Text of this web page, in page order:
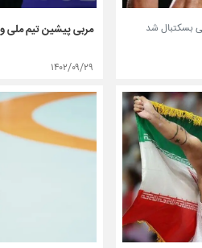
مربی پیشین تیم ملی
۱۴۰۲/۰۹/۲۹